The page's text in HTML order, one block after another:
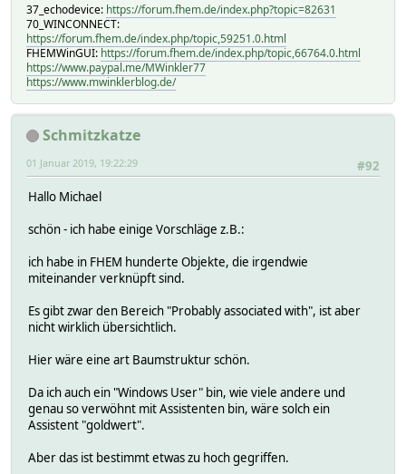
37_echodevice: https://forum.fhem.de/index.php?topic=82631
70_WINCONNECT:
https://forum.fhem.de/index.php/topic,59251.0.html
FHEMWinGUI: https://forum.fhem.de/index.php/topic,66764.0.html
https://www.paypal.me/MWinkler77
https://www.mwinklerblog.de/
Schmitzkatze
#92
01 Januar 2019, 19:22:29
Hallo Michael
schön - ich habe einige Vorschläge z.B.:
ich habe in FHEM hunderte Objekte, die irgendwie
miteinander verknüpft sind.
Es gibt zwar den Bereich "Probably associated with", ist aber
nicht wirklich übersichtlich.
Hier wäre eine art Baumstruktur schön.
Da ich auch ein "Windows User" bin, wie viele andere und
genau so verwöhnt mit Assistenten bin, wäre solch ein
Assistent "goldwert".
Aber das ist bestimmt etwas zu hoch gegriffen.